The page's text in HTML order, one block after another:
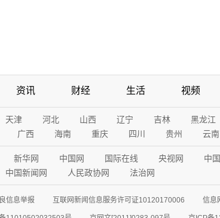
资讯 财经 生活 视频
天津 河北 山西 辽宁 吉林 黑龙江
广西 海南 重庆 四川 贵州 云南
新华网 中国网 国际在线 央视网 中
中国新闻网 人民政协网 法治网
信息举报 互联网新闻信息服务许可证10120170006 信息